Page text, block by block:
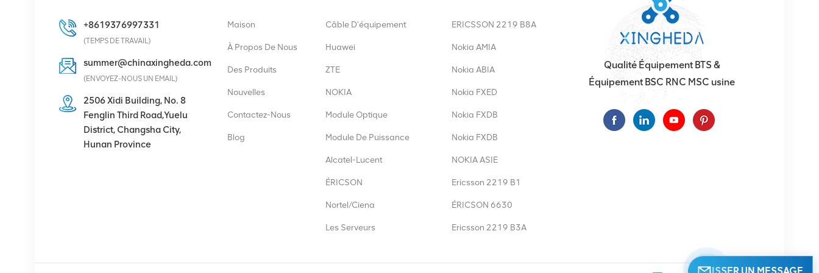
48/2000 HE module
redresseur 48V 2000W
VOIR LES DÉTAILS
Ericsson Radio 4429 B3
communication Eltek
+8619376997331
(TEMPS DE TRAVAIL)
summer@chinaxingheda.com
(ENVOYEZ-NOUS UN EMAIL)
2506 Xidi Building, No. 8
Fenglin Third Road,Yuelu
District, Changsha City,
Hunan Province
Maison
À Propos De Nous
Des Produits
Nouvelles
Contactez-Nous
Blog
Câble D'équipement
Huawei
ZTE
NOKIA
Module Optique
Module De Puissance
Alcatel-Lucent
ÉRICSON
Nortel/Ciena
Les Serveurs
ERICSSON 2219 B8A
Nokia AMIA
Nokia ABIA
Nokia FXED
Nokia FXDB
Nokia FXDB
NOKIA ASIE
Ericsson 2219 B1
ÉRICSON 6630
Ericsson 2219 B3A
Qualité Équipement BTS &
Équipement BSC RNC MSC usine